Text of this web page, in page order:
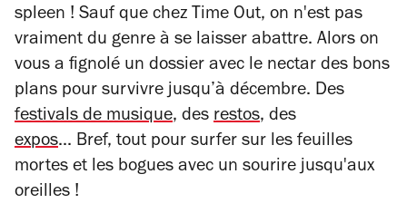
spleen ! Sauf que chez Time Out, on n'est pas
vraiment du genre à se laisser abattre. Alors on
vous a fignolé un dossier avec le nectar des bons
plans pour survivre jusqu’à décembre. Des
festivals de musique, des restos, des
expos... Bref, tout pour surfer sur les feuilles
mortes et les bogues avec un sourire jusqu'aux
oreilles !